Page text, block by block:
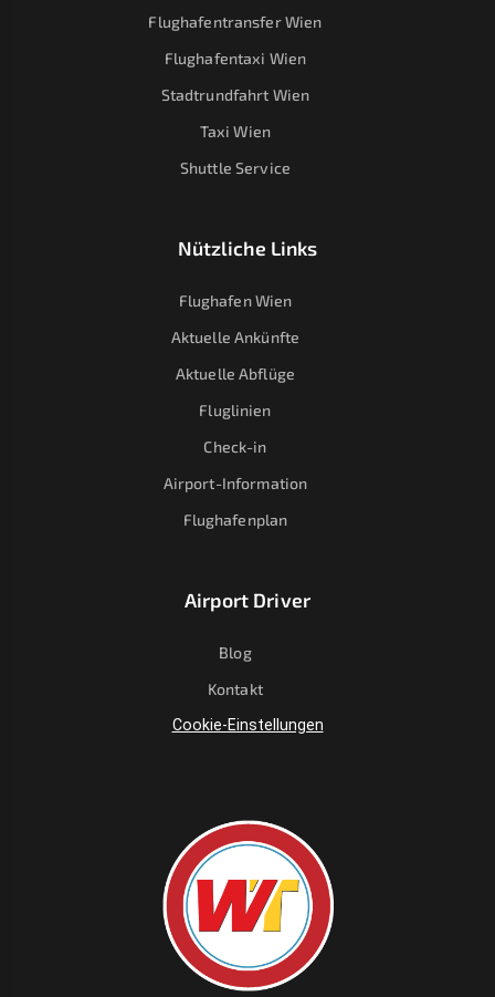
Flughafentransfer Wien
Flughafentaxi Wien
Stadtrundfahrt Wien
Taxi Wien
Shuttle Service
Nützliche Links
Flughafen Wien
Aktuelle Ankünfte
Aktuelle Abflüge
Fluglinien
Check-in
Airport-Information
Flughafenplan
Airport Driver
Blog
Kontakt
Cookie-Einstellungen